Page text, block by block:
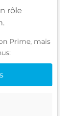
rôle
Prime, mais